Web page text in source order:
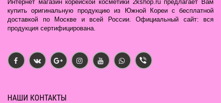
Интернет магазин корейской косметики 2kshop.ru предлагает Вам
купить оригинальную продукцию из Южной Кореи с бесплатной
доставкой по Москве и всей России. Официальный сайт: вся
продукция сертифицирована.
НАШИ КОНТАКТЫ